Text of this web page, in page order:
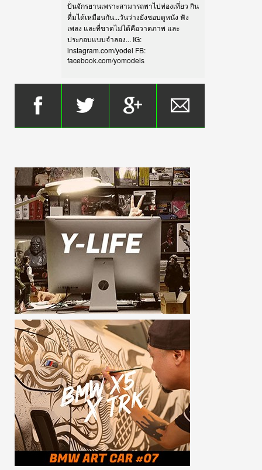
ปั่นจักรยานเพราะสามารถพาไปท่องเที่ยว กิน
ดื่มได้เหมือนกัน...วันว่างยังชอบดูหนัง ฟัง
เพลง และที่ขาดไม่ได้คือวาดภาพ และ
ประกอบแบบจำลอง... IG:
instagram.com/yodel FB:
facebook.com/yomodels